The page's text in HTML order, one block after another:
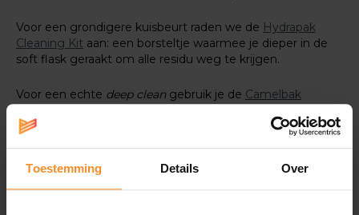
Toestemming Details Over
Voor een grondigere kuisbeurt raden we de Hydrapak
Cleaning Kit aan: een borsteltje waarmee je dieper in de
soft flask geraakt om alle residu weg te krijgen.
Voor een echte deep clean gebruik je de Camelbak
weggespoeld en wordt je soft flask weer als nieuw.